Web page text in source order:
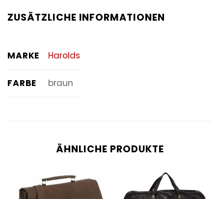
ZUSÄTZLICHE INFORMATIONEN
MARKE Harolds
FARBE braun
ÄHNLICHE PRODUKTE